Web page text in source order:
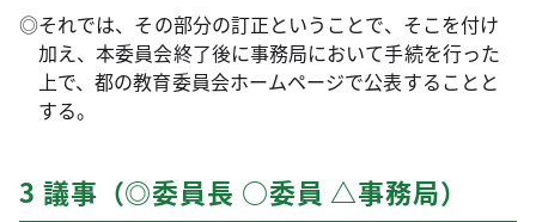
◎それでは、その部分の訂正ということで、そこを付け
加え、本委員会終了後に事務局において手続を行った
上で、都の教育委員会ホームページで公表することと
する。
3 議事（◎委員長 ○委員 △事務局）